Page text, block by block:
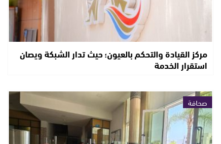
مركز القيادة والتحكم بالعيون؛ حيث تدار الشبكة ويصان
استقرار الخدمة
صحافة